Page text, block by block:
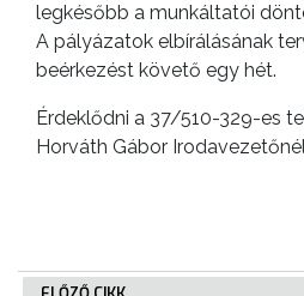
VÁROSHÁZA
KÉPVISELŐ-
legkésőbb a munkáltatói
A pályázatok elbírálásának
beérkezést követő egy hét.
Érdeklődni a 37/510-329-es
Horváth Gábor